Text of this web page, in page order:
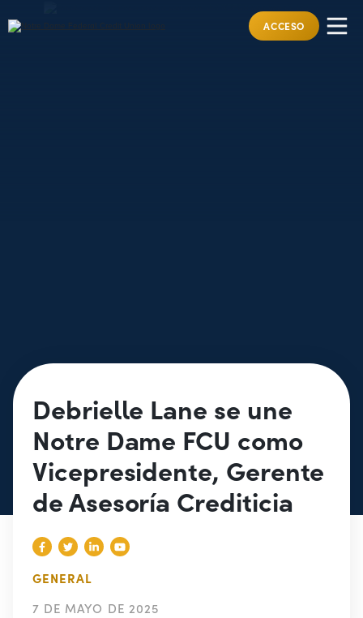
ACCESO
Debrielle Lane se une
Notre Dame FCU como
Vicepresidente, Gerente
de Asesoría Crediticia
GENERAL
7 DE MAYO DE 2025